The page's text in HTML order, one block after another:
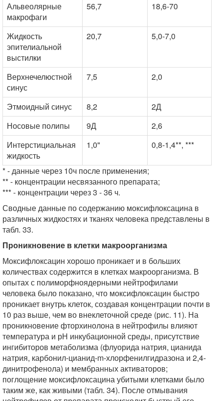
Альвеолярные
макрофаги
56,7 18,6-70
Жидкость
эпителиальной
выстилки
20,7 5,0-7,0
Верхнечелюстной
синус
7,5 2,0
Этмоидный синус 8,2
2Д
Носовые полипы
9Д
2,6
Интерстициальная
жидкость
1,0" 0,8-1,4**, ***
* - данные через 10ч после применения;
** - концентрации несвязанного препарата;
*** - концентрации через 3 - 36 ч.
Сводные данные по содержанию моксифлоксацина в
различных жидкостях и тканях человека представлены в
табл. 33.
Проникновение в клетки макроорганизма
Моксифлоксацин хорошо проникает и в больших
количествах содержится в клетках макроорганизма. В
опытах с полиморфноядерными нейтрофилами
человека было показано, что моксифлоксацин быстро
проникает внутрь клеток, создавая концентрации почти в
10 раз выше, чем во внеклеточной среде (рис. 11). На
проникновение фторхинолона в нейтрофилы влияют
температура и рН инкубационной среды, присутствие
ингибиторов метаболизма (флуорида натрия, цианида
натрия, карбонил-цианид-m-хлорфенилгидразона и 2,4-
динитрофенола) и мембранных активаторов;
поглощение моксифлоксацина убитыми клетками было
таким же, как живыми (табл. 34). После отмывания